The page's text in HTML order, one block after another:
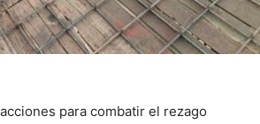
para combatir el rezago